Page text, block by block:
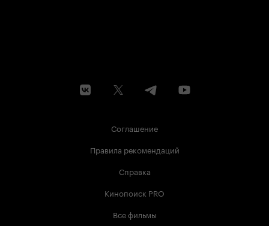
Соглашение
Правила рекомендаций
Справка
Кинопоиск PRO
Все фильмы